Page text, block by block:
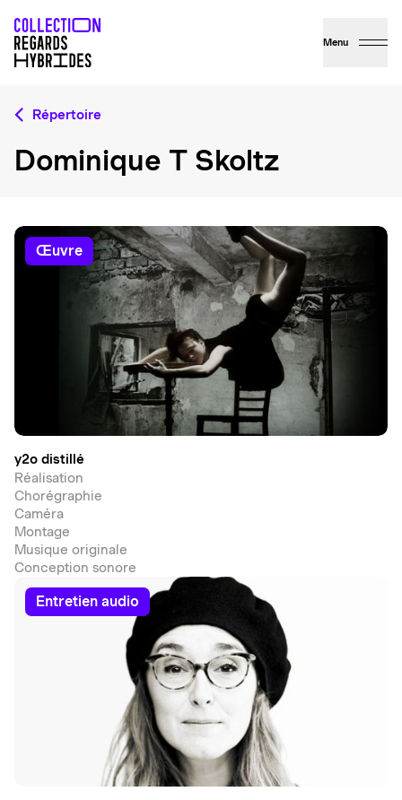
Menu
Répertoire
Dominique T Skoltz
œuvre
y2o distillé
Réalisation
Chorégraphie
Caméra
Montage
Musique originale
Conception sonore
entretien audio